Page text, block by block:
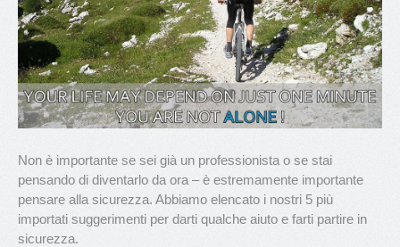
Non è importante se sei già un professionista o se stai
pensando di diventarlo da ora – è estremamente importante
pensare alla sicurezza. Abbiamo elencato i nostri 5 più
importati suggerimenti per darti qualche aiuto e farti partire in
sicurezza.